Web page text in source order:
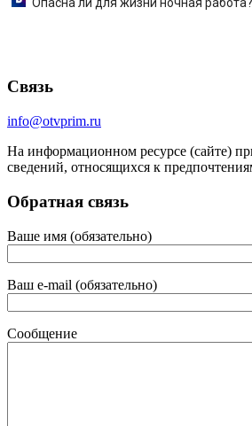
Связь
info@otvprim.ru
На информационном ресурсе (сайте)
сведений, относящихся к
Обратная связь
Ваше имя (обязательно)
Ваш e-mail (обязательно)
Сообщение